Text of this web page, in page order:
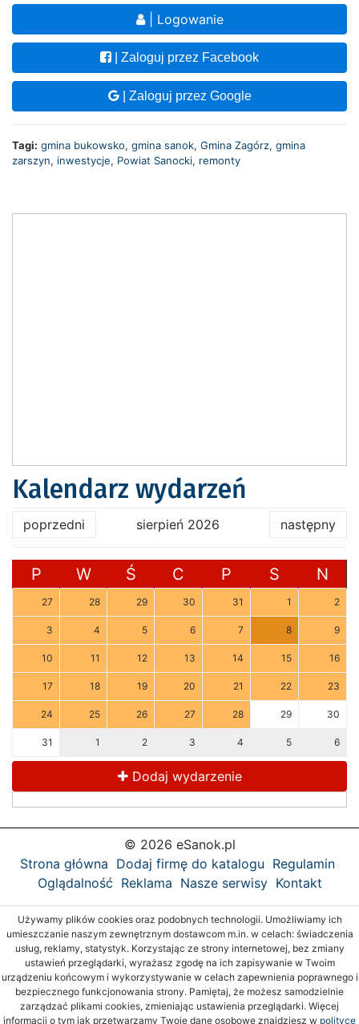
| Logowanie
| Zaloguj przez Facebook
| Zaloguj przez Google
Tagi: gmina bukowsko, gmina sanok, Gmina Zagórz, gmina
zarszyn, inwestycje, Powiat Sanocki, remonty
Kalendarz wydarzeń
poprzedni sierpień 2026 następny
P W Ś C P S N
27 28 29 30 31 1 2
3 4 5 6 7 8 9
10 11 12 13 14 15 16
17 18 19 20 21 22 23
24 25 26 27 28 29 30
31 1 2 3 4 5 6
Dodaj wydarzenie
© 2026 eSanok.pl
Strona główna Dodaj firmę do katalogu Regulamin
Oglądalność Reklama Nasze serwisy Kontakt
Używamy plików cookies oraz podobnych technologii. Umożliwiamy ich
umieszczanie naszym zewnętrznym dostawcom m.in. w celach: świadczenia
usług, reklamy, statystyk. Korzystając ze strony internetowej, bez zmiany
ustawień przeglądarki, wyrażasz zgodę na ich zapisywanie w Twoim
urządzeniu końcowym i wykorzystywanie w celach zapewnienia poprawnego i
bezpiecznego funkcjonowania strony. Pamiętaj, że możesz samodzielnie
zarządzać plikami cookies, zmieniając ustawienia przeglądarki. Więcej
informacji o tym jak przetwarzamy Twoje dane osobowe znajdziesz w polityce